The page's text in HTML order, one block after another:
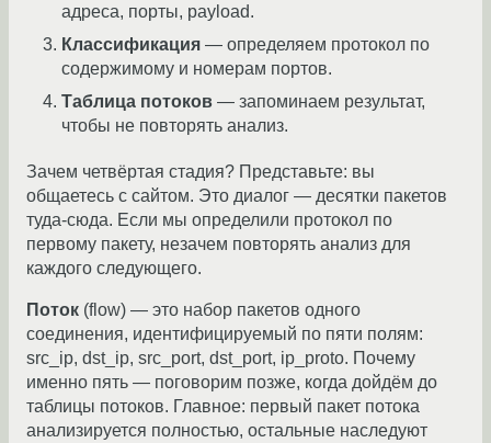
адреса, порты, payload.
Классификация — определяем протокол по
содержимому и номерам портов.
Таблица потоков — запоминаем результат,
чтобы не повторять анализ.
Зачем четвёртая стадия? Представьте: вы
общаетесь с сайтом. Это диалог — десятки пакетов
туда-сюда. Если мы определили протокол по
первому пакету, незачем повторять анализ для
каждого следующего.
Поток (flow) — это набор пакетов одного
соединения, идентифицируемый по пяти полям:
src_ip, dst_ip, src_port, dst_port, ip_proto. Почему
именно пять — поговорим позже, когда дойдём до
таблицы потоков. Главное: первый пакет потока
анализируется полностью, остальные наследуют